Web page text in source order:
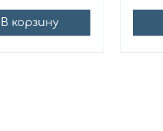
В корзину